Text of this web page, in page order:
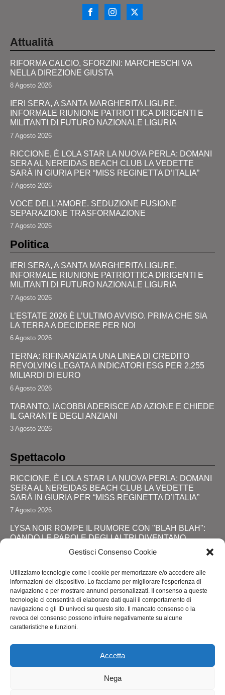
Gestisci Consenso Cookie
Utilizziamo tecnologie come i cookie per memorizzare e/o accedere alle
informazioni del dispositivo. Lo facciamo per migliorare l'esperienza di
navigazione e per mostrare annunci personalizzati. Il consenso a queste
tecnologie ci consentirà di elaborare dati quali il comportamento di
navigazione o gli ID univoci su questo sito. Il mancato consenso o la
revoca del consenso possono influire negativamente su alcune
caratteristiche e funzioni.
Accetta
Nega
Attualità
RIFORMA CALCIO, SFORZINI: MARCHESCHI VA
NELLA DIREZIONE GIUSTA
8 Agosto 2026
IERI SERA, A SANTA MARGHERITA LIGURE,
INFORMALE RIUNIONE PATRIOTTICA DIRIGENTI E
MILITANTI DI FUTURO NAZIONALE LIGURIA
7 Agosto 2026
RICCIONE, È LOLA STAR LA NUOVA PERLA: DOMANI
SERA AL NEREIDAS BEACH CLUB LA VEDETTE
SARÀ IN GIURIA PER “MISS REGINETTA D’ITALIA”
7 Agosto 2026
VOCE DELL’AMORE. SEDUZIONE FUSIONE
SEPARAZIONE TRASFORMAZIONE
7 Agosto 2026
Politica
IERI SERA, A SANTA MARGHERITA LIGURE,
INFORMALE RIUNIONE PATRIOTTICA DIRIGENTI E
MILITANTI DI FUTURO NAZIONALE LIGURIA
7 Agosto 2026
L’ESTATE 2026 È L’ULTIMO AVVISO. PRIMA CHE SIA
LA TERRA A DECIDERE PER NOI
6 Agosto 2026
TERNA: RIFINANZIATA UNA LINEA DI CREDITO
REVOLVING LEGATA A INDICATORI ESG PER 2,255
MILIARDI DI EURO
6 Agosto 2026
TARANTO, IACOBBI ADERISCE AD AZIONE E CHIEDE
IL GARANTE DEGLI ANZIANI
3 Agosto 2026
Spettacolo
RICCIONE, È LOLA STAR LA NUOVA PERLA: DOMANI
SERA AL NEREIDAS BEACH CLUB LA VEDETTE
SARÀ IN GIURIA PER “MISS REGINETTA D’ITALIA”
7 Agosto 2026
LYSA NOIR ROMPE IL RUMORE CON "BLAH BLAH":
QANDO LE PAROLE DEGLI ALTRI DIVENTANO
JOHNNY DEPP RITORNA DA PROTAGONISTA: IL
GRANDE SHOW AL COMIC-CON E LA SVOLTA
DEFINITIVA!
24 Luglio 2026
RIMINI, LOLA STAR “ANTICIPA” IL PRIDE CON UNA
MAREBELLO A MIRAMARE